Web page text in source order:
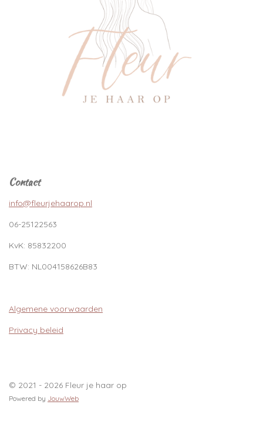
Contact
info@fleurjehaarop.nl
06-25122563
KvK: 85832200
BTW: NL004158626B83
Algemene voorwaarden
Privacy beleid
© 2021 - 2026 Fleur je haar op
Powered by JouwWeb